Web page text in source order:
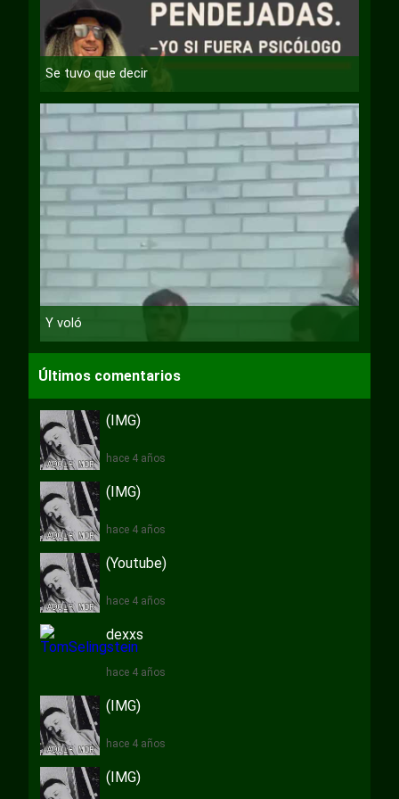
Se tuvo que decir
Y voló
Últimos comentarios
(IMG)
hace 4 años
(IMG)
hace 4 años
(Youtube)
hace 4 años
dexxs
hace 4 años
(IMG)
hace 4 años
(IMG)